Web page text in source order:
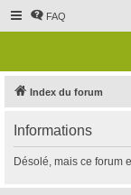
FAQ
Index du forum
Informations
Désolé, mais ce forum